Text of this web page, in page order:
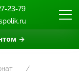
→
23-79